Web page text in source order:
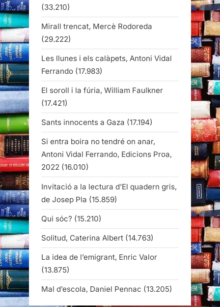
(33.210)
Mirall trencat, Mercè Rodoreda
(29.222)
Les llunes i els calàpets, Antoni Vidal
Ferrando (17.983)
El soroll i la fúria, William Faulkner
(17.421)
Sants innocents a Gaza (17.194)
Si entra boira no tendré on anar,
Antoni Vidal Ferrando, Edicions Proa,
2022 (16.010)
Invitació a la lectura d’El quadern gris,
de Josep Pla (15.859)
Qui sóc? (15.210)
Solitud, Caterina Albert (14.763)
La idea de l’emigrant, Enric Valor
(13.875)
Mal d’escola, Daniel Pennac (13.205)